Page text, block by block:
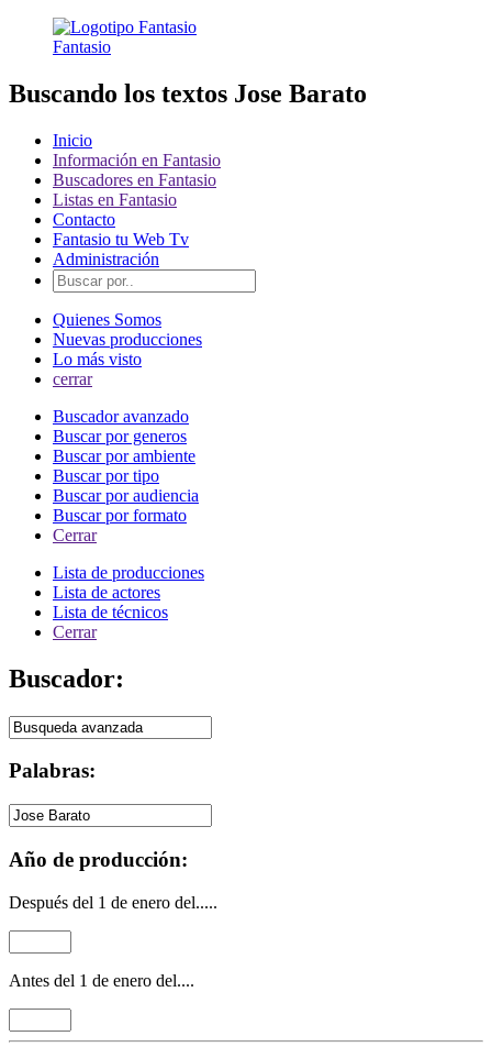
Fantasio
Buscando los textos Jose Barato
Inicio
Información en Fantasio
Buscadores en Fantasio
Listas en Fantasio
Contacto
Fantasio tu Web Tv
Administración
Quienes Somos
Nuevas producciones
Lo más visto
cerrar
Buscador avanzado
Buscar por generos
Buscar por ambiente
Buscar por tipo
Buscar por audiencia
Buscar por formato
Cerrar
Lista de producciones
Lista de actores
Lista de técnicos
Cerrar
Buscador:
Palabras:
Año de producción:
Después del 1 de enero del.....
Antes del 1 de enero del....